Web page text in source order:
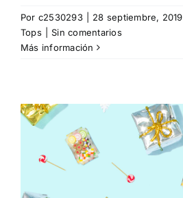
Por c2530293 28 septiembre, 2019
Tops
Sin comentarios
Más información